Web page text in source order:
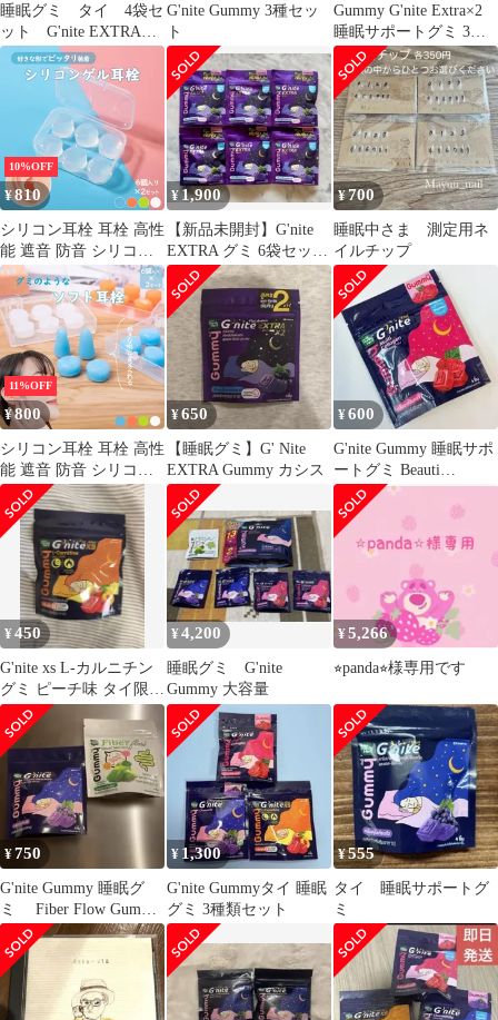
睡眠グミ タイ 4袋セ
ット G'nite EXTRA
Gummy
G'nite Gummy 3種セッ
ト
Gummy G'nite Extra×2
睡眠サポートグミ 3袋
セット
10%OFF
¥810
シリコン耳栓 耳栓 高性
能 遮音 防音 シリコン
12個入り 完全遮音 水泳
洗える サーフィン 痛く
ない ライブ いびき 睡
眠 騒音 工事 スポーツ
アウトドア
¥1,900
【新品未開封】G'nite
EXTRA グミ 6袋セット
睡眠サポート
¥700
睡眠中さま 測定用ネ
イルチップ
11%OFF
¥800
シリコン耳栓 耳栓 高性
能 遮音 防音 シリコン
12個入り 完全遮音 水泳
洗える サーフィン 痛く
ない ライブ いびき 睡
眠 騒音 工事 スポーツ
アウトドア
¥650
【睡眠グミ】G' Nite
EXTRA Gummy カシス
¥600
G'nite Gummy 睡眠サポ
ートグミ Beauti
Collagen
¥450
G'nite xs L-カルニチン
グミ ピーチ味 タイ限定
4粒 睡眠サポート
¥4,200
睡眠グミ G'nite
Gummy 大容量
¥5,266
⭐︎panda⭐︎様専用です
¥750
G'nite Gummy 睡眠グ
ミ Fiber Flow Gummy
腸活グミ
¥ 1,300
G'nite Gummyタイ 睡眠
グミ 3種類セット
¥555
タイ 睡眠サポートグ
ミ